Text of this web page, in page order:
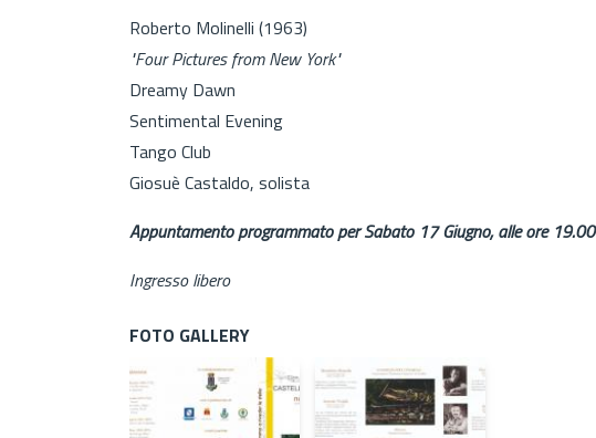
Roberto Molinelli (1963)
"Four Pictures from New York"
Dreamy Dawn
Sentimental Evening
Tango Club
Giosuè Castaldo, solista
Appuntamento programmato per Sabato 17 Giugno, alle ore 19.00
Ingresso libero
FOTO GALLERY